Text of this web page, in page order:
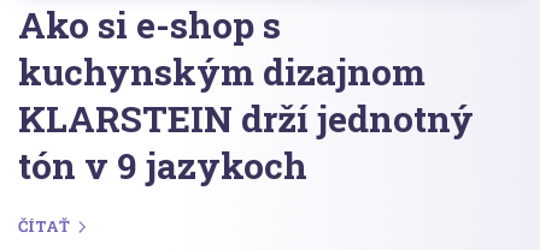
Ako si e-shop s
kuchynským dizajnom
KLARSTEIN drží jednotný
tón v 9 jazykoch
ČÍTAŤ